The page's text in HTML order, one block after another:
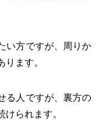
い方ですが、周りか
ます。
る人ですが、裏方の
られます。